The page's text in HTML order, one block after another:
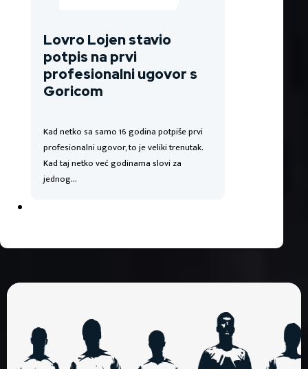
Lovro Lojen stavio
potpis na prvi
profesionalni ugovor s
Goricom
Kad netko sa samo 16 godina potpiše prvi
profesionalni ugovor, to je veliki trenutak.
Kad taj netko već godinama slovi za
jednog…